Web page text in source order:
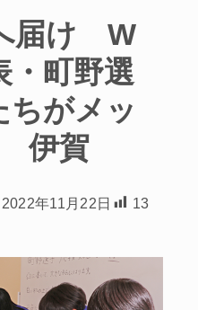
届け W
・町野選
ちがメッ
伊賀
2022年11月22日 13